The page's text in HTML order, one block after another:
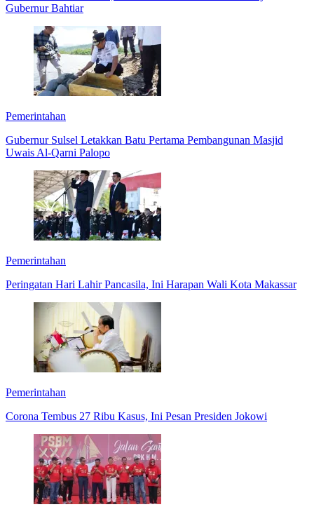
Gubernur Bahtiar
Pemerintahan
Gubernur Sulsel Letakkan Batu Pertama Pembangunan Masjid
Uwais Al-Qarni Palopo
Pemerintahan
Peringatan Hari Lahir Pancasila, Ini Harapan Wali Kota Makassar
Pemerintahan
Corona Tembus 27 Ribu Kasus, Ini Pesan Presiden Jokowi